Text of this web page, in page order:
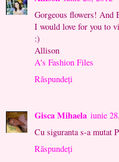
Gorgeous flowers! And
I would love for you to
:)
Allison
A's Fashion Files
Răspundeți
Gisca Mihaela iunie
Cu siguranta s-a mutat
Răspundeți